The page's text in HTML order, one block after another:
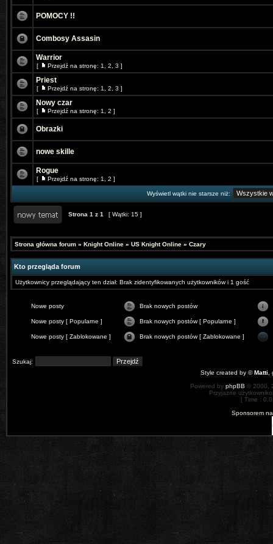
POMOCY !!
Combosy Assasin
Warrior
[ Przejdź na stronę: 1 2 3 ]
Priest
[ Przejdź na stronę: 1 2 3 ]
Nowy czar
[ Przejdź na stronę: 1 2 ]
Obrazki
nowe skille
Rogue
[ Przejdź na stronę: 1 2 ]
Wyświetl wątki nie starsze niż:
Strona 1 z 1 [ Wątki: 15 ]
Strona główna forum » Knight Online » US Knight Online » Czary
Kto przegląda forum
Użytkownicy przeglądający ten dział: Brak zidentyfikowanych użytkowników i 1 gość
Nowe posty Brak nowych postów
Nowe posty [ Popularne ] Brak nowych postów [ Popularne ]
Nowe posty [ Zablokowane ] Brak nowych postów [ Zablokowane ]
Szukaj:
Style created by ©Matti
Powered by phpBB © 2000,
Przyjazne
[ Time :
Sponsorem